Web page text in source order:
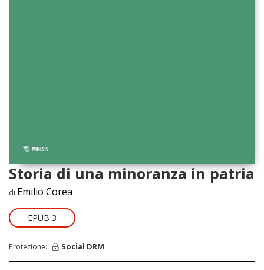
Storia di una minoranza in patria
di Emilio Corea
EPUB 3
Protezione: Social DRM